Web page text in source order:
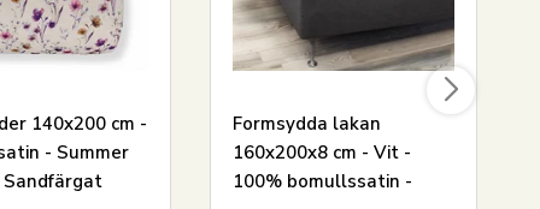
140x200 cm -
- Summer
Formsydda lakan
160x200x8 cm - Vit -
100% bomullssatin -